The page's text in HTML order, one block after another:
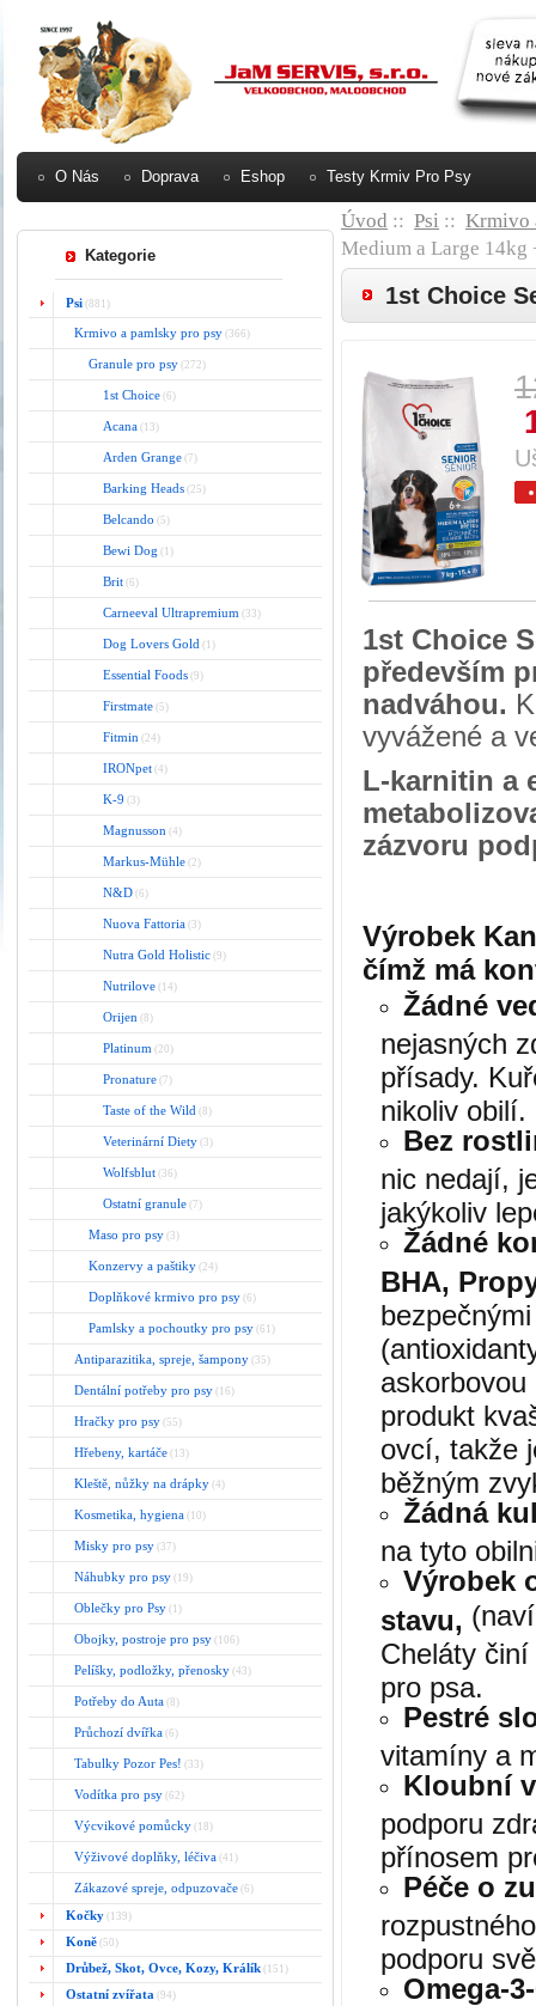
O Nás Doprava Eshop Testy Krmiv Pro Psy
Kategorie
Psi (881)
Krmivo a pamlsky pro psy (366)
Granule pro psy (272)
1st Choice (6)
Acana (13)
Arden Grange (7)
Barking Heads (25)
Belcando (5)
Bewi Dog (1)
Brit (6)
Carneeval Ultrapremium (33)
Dog Lovers Gold (1)
Essential Foods (9)
Firstmate (5)
Fitmin (24)
IRONpet (4)
K-9 (3)
Magnusson (4)
Markus-Mühle (2)
N&D (6)
Nuova Fattoria (3)
Nutra Gold Holistic (9)
Nutrilove (14)
Orijen (8)
Platinum (20)
Pronature (7)
Taste of the Wild (8)
Veterinární Diety (3)
Wolfsblut (36)
Ostatní granule (7)
Maso pro psy (3)
Konzervy a paštiky (24)
Doplňkové krmivo pro psy (6)
Pamlsky a pochoutky pro psy (61)
Antiparazitika, spreje, šampony (35)
Dentální potřeby pro psy (16)
Hračky pro psy (55)
Hřebeny, kartáče (13)
Kleště, nůžky na drápky (4)
Kosmetika, hygiena (10)
Misky pro psy (37)
Náhubky pro psy (19)
Oblečky pro Psy (1)
Obojky, postroje pro psy (106)
Pelíšky, podložky, přenosky (43)
Potřeby do Auta (8)
Průchozí dvířka (6)
Tabulky Pozor Pes! (33)
Vodítka pro psy (62)
Výcvikové pomůcky (18)
Výživové doplňky, léčiva (41)
Zákazové spreje, odpuzovače (6)
Kočky (139)
Koně (50)
Drůbež, Skot, Ovce, Kozy, Králík (151)
Ostatní zvířata (94)
Úvod :: Psi :: Krmivo
Medium a Large
1st Choice
1st Choice
především
nadváhou.
vyvážené a
L-karnitin a
zázvoru
Výrobek
čímž má
Žádné
nejasných
přísady.
nikoliv obilí.
Bez
nic nedají,
jakýkoliv
Žádné
BHA,
produkt
ovcí, takže
běžným
Žádná
na tyto
Výrobek
stavu,
Cheláty
pro psa.
Pestré
vitamíny a
Kloubní
podporu
přínosem
Péče o
podporu
Omega-